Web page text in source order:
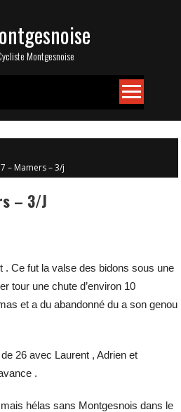
Montgesnoise
– Mamers – 3/j
– 3/j
. Ce fut la valse des bidons sous une
tour une chute d’environ 10
et a du abandonné du a son genou
26 avec Laurent , Adrien et
.
hélas sans Montgesnois dans le